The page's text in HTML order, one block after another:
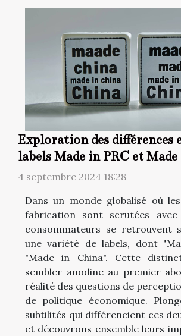
Exploration des différences
labels Made in PRC et
4 septembre 2024 18:28
Dans un monde globalisé où
fabrication sont scrutées
consommateurs se retrouvent
une variété de labels, dont
"Made in China". Cette
sembler anodine au premier
réalité des questions de
de politique économique.
subtilités qui différencient ces
et découvrons ensemble leurs